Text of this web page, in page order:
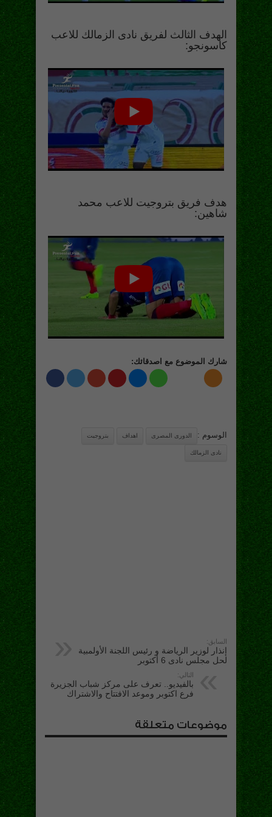
الهدف الثالث لفريق نادى الزمالك للاعب
كاسونجو:
هدف فريق بتروجيت للاعب محمد
شاهين:
شارك الموضوع مع اصدقائك:
الوسوم : الدورى المصرى اهداف بتروجيت
نادى الزمالك
السابق:
إنذار لوزير الرياضة و رئيس اللجنة الأولمبية
لحل مجلس نادى 6 أكتوبر
التالي:
بالفيديو.. تعرف على مركز شباب الجزيرة
فرع اكتوبر وموعد الافتتاح والاشتراك
موضوعات متعلقة